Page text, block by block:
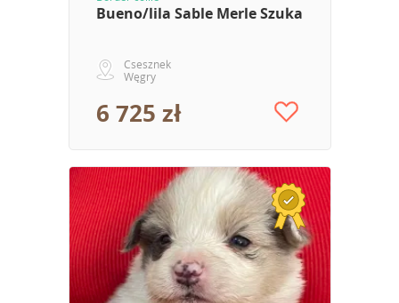
Bueno/lila Sable Merle Szuka
Csesznek
Węgry
6 725 zł